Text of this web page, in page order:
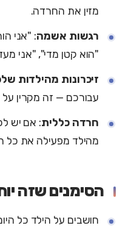
מזין את החרדה.
רגשות אשמה: "אני
"הוא קטן מדי", "אני
זיכרונות מהילדות
עבורכם — זה מקרין על
חרדה כללית: אם יש
מהילד מפעילה את כל
הסימנים שזה
חושבים על הילד כל